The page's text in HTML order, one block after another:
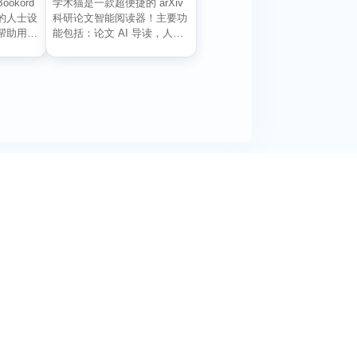
人士设
助用户
学术猫是一款超便捷的 arXiv
科研论文智能阅读器！主要功
能包括：论文 AI 导读，人工